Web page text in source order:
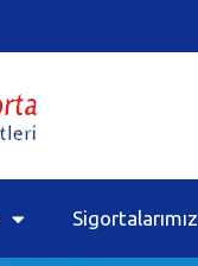
Sigortalarımız